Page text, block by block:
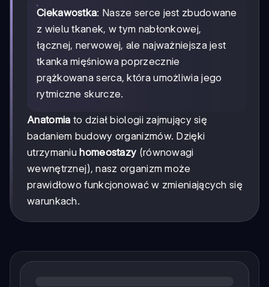
Ciekawostka: Nasze serce jest zbudowane
z wielu tkanek, w tym nabłonkowej,
łącznej, nerwowej, ale najważniejsza jest
tkanka mięśniowa poprzecznie
prążkowana serca, która umożliwia jego
rytmiczne skurcze.
Anatomia to dział biologii zajmujący się
badaniem budowy organizmów. Dzięki
utrzymaniu homeostazy (równowagi
wewnętrznej), nasz organizm może
prawidłowo funkcjonować w zmieniających się
warunkach.